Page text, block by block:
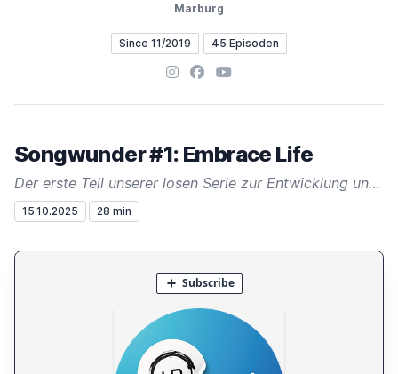
Marburg
Since 11/2019 45 Episoden
Instagram
Facebook
YouTube
Songwunder #1: Embrace Life
Der erste Teil unserer losen Serie zur Entwicklung unserer Songs
15.10.2025 28 min